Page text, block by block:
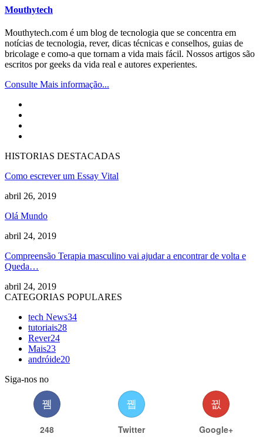
Mouthytech
Mouthytech.com é um blog de tecnologia que se concentra em
notícias de tecnologia, rever, dicas técnicas e conselhos, guias de
bricolage e como-a que tornam a vida mais fácil. Nossos artigos são
escritos por geeks da vida real e autores experientes.
Consulte Mais informação...
HISTORIAS DESTACADAS
Como escrever um Essay Vital
abril 26, 2019
Olá Mundo
abril 24, 2019
Compreensão Terapia masculino vai ajudar a encontrar de volta e
Queda…
abril 24, 2019
CATEGORIAS POPULARES
tech News34
tutoriais28
Rever24
Mais23
andróide20
Siga-nos no
248 Twitter Google+